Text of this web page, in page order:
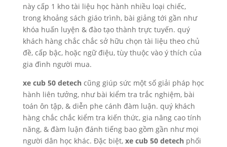
này cấp 1 kho tài liệu học hành nhiều loại chiếc,
trong khoảng sách giáo trình, bài giảng tới gần như
khóa huấn luyện & đào tạo thành trực tuyến. quý
khách hàng chắc chắc sở hữu chọn tài liệu theo chủ
đề, cấp bậc, hoặc ngữ điệu, tùy thuộc vào ý thích của
gia đình người mua.
xe cub 50 detechcũng giúp sức một số giải pháp học
hành liên tưởng, như bài kiểm tra trắc nghiệm, bài
toán ôn tập, & diễn phe cánh đàm luận. quý khách
hàng chắc chắc kiểm tra kiến thức, gia nâng cao tính
năng, & đàm luận đánh tiếng bao gồm gần như mọi
người dân học khác. Đặc biệt, xe cub 50 detechphối